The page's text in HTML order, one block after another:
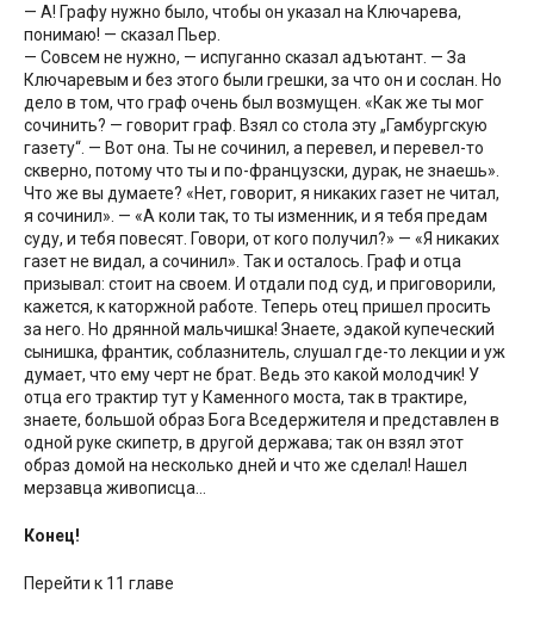
— А! Графу нужно было, чтобы он указал на Ключарева,
понимаю! — сказал Пьер.
— Совсем не нужно, — испуганно сказал адъютант. — За
Ключаревым и без этого были грешки, за что он и сослан. Но
дело в том, что граф очень был возмущен. «Как же ты мог
сочинить? — говорит граф. Взял со стола эту „Гамбургскую
газету“. — Вот она. Ты не сочинил, а перевел, и перевел-то
скверно, потому что ты и по-французски, дурак, не знаешь».
Что же вы думаете? «Нет, говорит, я никаких газет не читал,
я сочинил». — «А коли так, то ты изменник, и я тебя предам
суду, и тебя повесят. Говори, от кого получил?» — «Я никаких
газет не видал, а сочинил». Так и осталось. Граф и отца
призывал: стоит на своем. И отдали под суд, и приговорили,
кажется, к каторжной работе. Теперь отец пришел просить
за него. Но дрянной мальчишка! Знаете, эдакой купеческий
сынишка, франтик, соблазнитель, слушал где-то лекции и уж
думает, что ему черт не брат. Ведь это какой молодчик! У
отца его трактир тут у Каменного моста, так в трактире,
знаете, большой образ Бога Вседержителя и представлен в
одной руке скипетр, в другой держава; так он взял этот
образ домой на несколько дней и что же сделал! Нашел
мерзавца живописца…
Конец!
Перейти к 11 главе